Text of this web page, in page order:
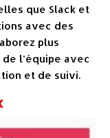
que Slack et
avec des
plus
l’équipe avec
et de suivi.